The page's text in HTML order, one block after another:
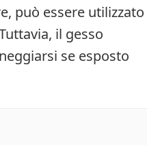
può essere utilizzato
il gesso
se esposto